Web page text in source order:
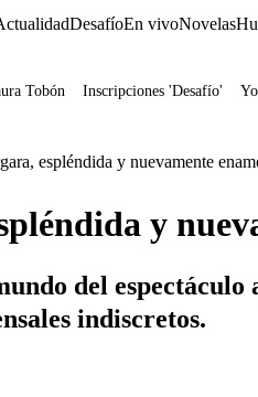
DesafíoEn vivoNovelas
Tobón Inscripciones 'Desafío'
espléndida y nuevamente
y
del
indiscretos.